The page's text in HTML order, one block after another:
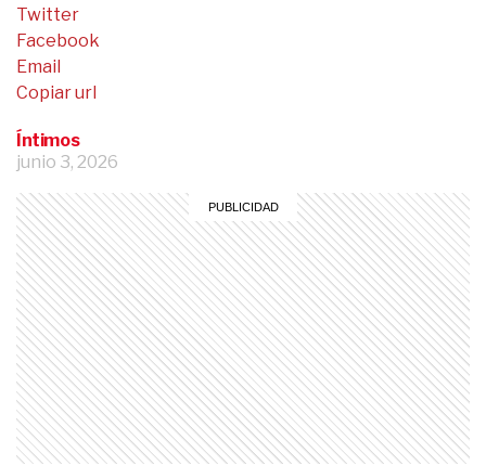
Íntimos
junio 3, 2026
Twitter
Facebook
Email
Copiar url